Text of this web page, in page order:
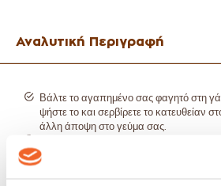
Αναλυτική Περιγραφή
Βάλτε το αγαπημένο σας φαγητό στη
ψήστε το και σερβίρετε το κατευθείαν
άλλη άποψη στο γεύμα σας.
Κατάλληλη για επαγγελματική χρήση.